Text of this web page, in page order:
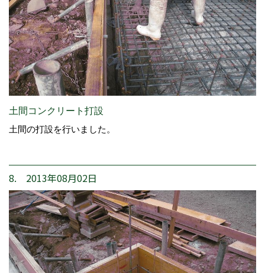
土間コンクリート打設
土間の打設を行いました。
8. 2013年08月02日